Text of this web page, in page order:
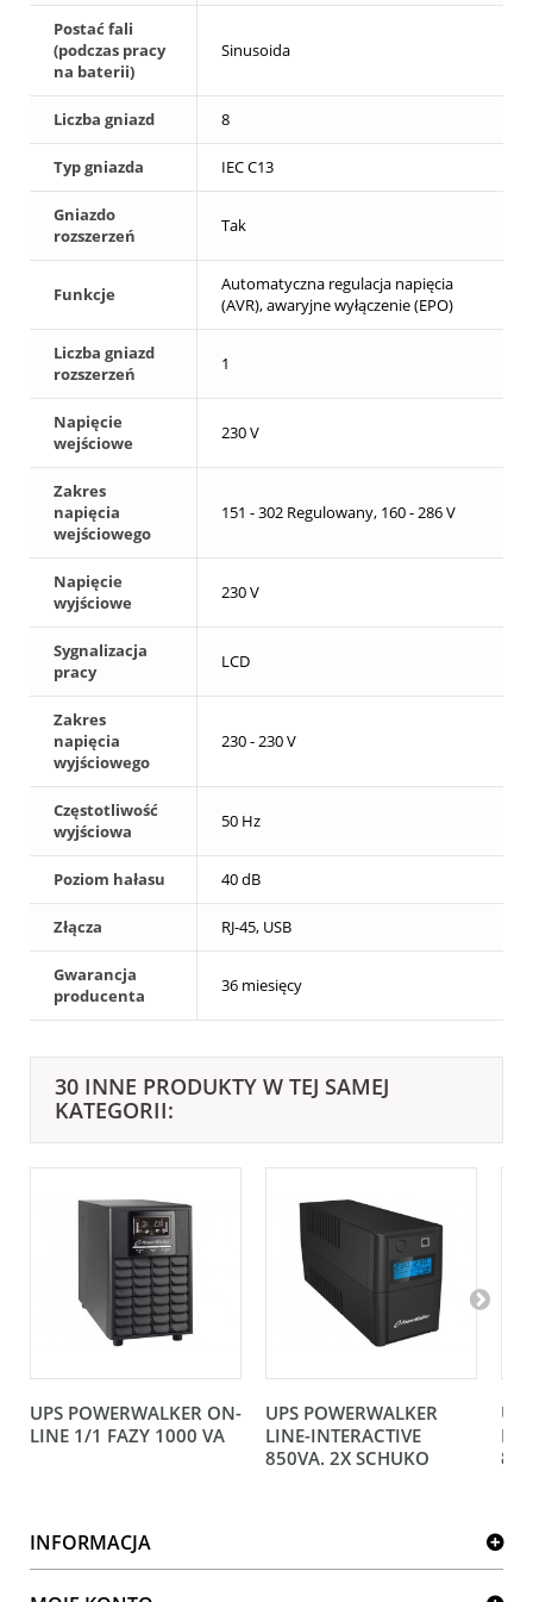
Postać fali
(podczas pracy
na baterii)
Sinusoida
Liczba gniazd 8
Typ gniazda IEC C13
Gniazdo
rozszerzeń
Tak
Funkcje
Automatyczna regulacja napięcia
(AVR), awaryjne wyłączenie (EPO)
Liczba gniazd
rozszerzeń
1
Napięcie
wejściowe
230 V
Zakres
napięcia
wejściowego
151 - 302 Regulowany, 160 - 286 V
Napięcie
wyjściowe
230 V
Sygnalizacja
pracy
LCD
Zakres
napięcia
wyjściowego
230 - 230 V
Częstotliwość
wyjściowa
50 Hz
Poziom hałasu 40 dB
Złącza RJ-45, USB
Gwarancja
producenta
36 miesięcy
30 INNE PRODUKTY W TEJ SAMEJ
KATEGORII:
UPS POWERWALKER ON-
LINE 1/1 FAZY 1000 VA
UPS POWERWALKER
LINE-INTERACTIVE
850VA. 2X SCHUKO
INFORMACJA